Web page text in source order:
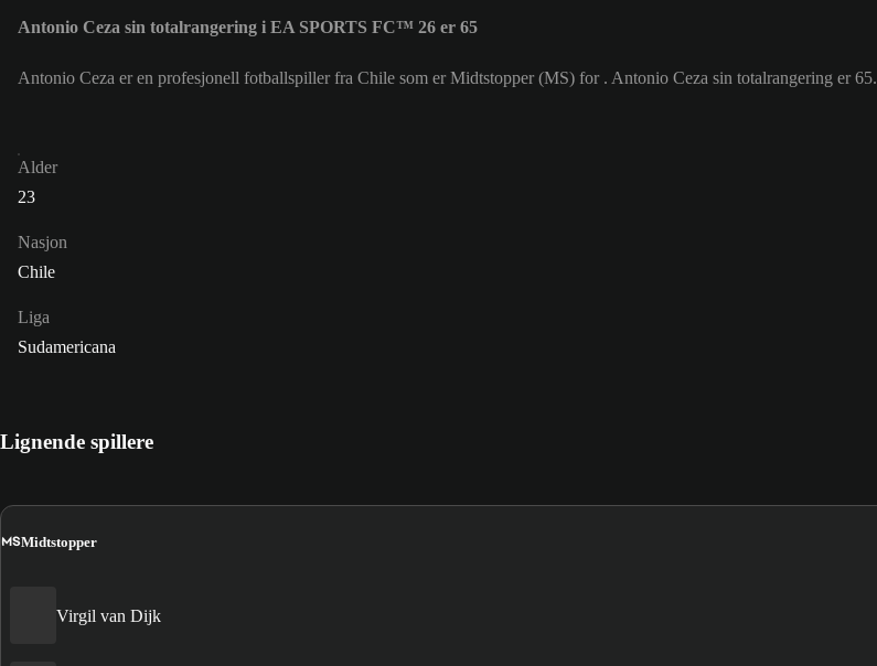
Antonio Ceza sin totalrangering i EA SPORTS FC™ 26 er 65
Antonio Ceza er en profesjonell fotballspiller fra Chile som er Midtstopper (MS) for . Antonio Ceza sin totalrangering er 65.
Alder
23
Nasjon
Chile
Liga
Sudamericana
Lignende spillere
MSMidtstopper
Virgil van Dijk